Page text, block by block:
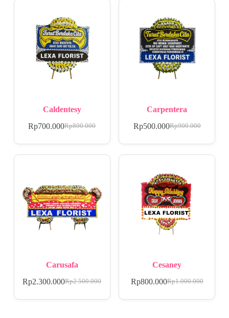
Caldentesy
Rp800.000
Rp700.000
Carpentera
Rp900.000
Rp500.000
Carusafa
Rp2.500.000
Rp2.300.000
Cesaney
Rp1.000.000
Rp800.000